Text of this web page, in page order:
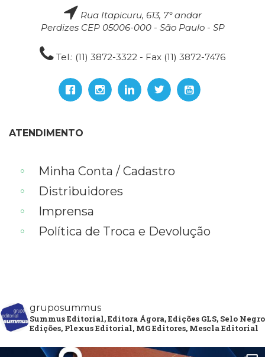
Rua Itapicuru, 613, 7° andar
Perdizes CEP 05006-000 - São Paulo - SP
Tel.: (11) 3872-3322 - Fax (11) 3872-7476
ATENDIMENTO
Minha Conta / Cadastro
Distribuidores
Imprensa
Política de Troca e Devolução
gruposummus
Summus Editorial, Editora Ágora, Edições GLS, Selo Negro
Edições, Plexus Editorial, MG Editores, Mescla Editorial